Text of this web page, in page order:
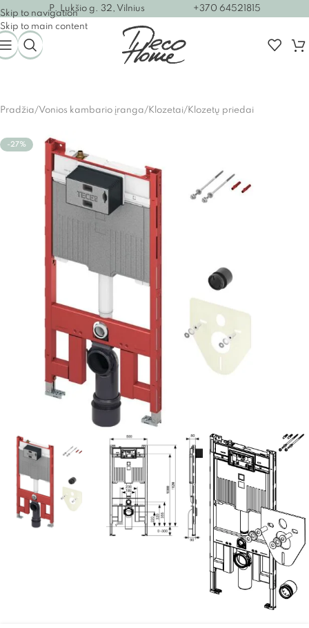
Skip to navigation
Skip to main content
P. Lukšio g. 32, Vilnius +370 64521815
Pradžia/Vonios kambario įranga/Klozetai/Klozetų priedai
-27%